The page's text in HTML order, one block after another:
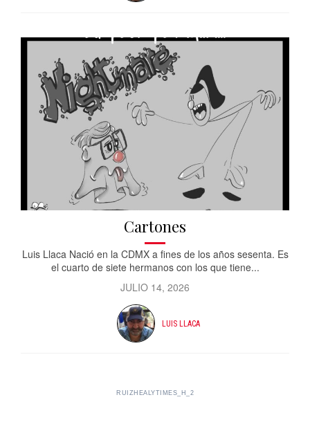
Cartones
Luis Llaca Nació en la CDMX a fines de los años sesenta. Es
el cuarto de siete hermanos con los que tiene...
JULIO 14, 2026
LUIS LLACA
RUIZHEALYTIMES_H_2